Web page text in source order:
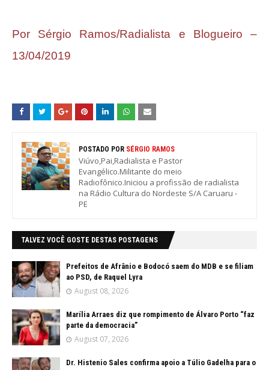
Por Sérgio Ramos/Radialista e Blogueiro –
13/04/2019
POSTADO POR SÉRGIO RAMOS
Viúvo,Pai,Radialista e Pastor
Evangélico.Militante do meio
Radiofônico.Iniciou a profissão de radialista
na Rádio Cultura do Nordeste S/A Caruaru -
PE
TALVEZ VOCÊ GOSTE DESTAS POSTAGENS
Prefeitos de Afrânio e Bodocó saem do MDB e se filiam
ao PSD, de Raquel Lyra
August 08, 2026
Marília Arraes diz que rompimento de Álvaro Porto “faz
parte da democracia”
August 07, 2026
Dr. Histenio Sales confirma apoio a Túlio Gadelha para o